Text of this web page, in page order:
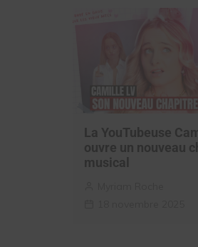
La YouTubeuse
ouvre un nouveau
musical